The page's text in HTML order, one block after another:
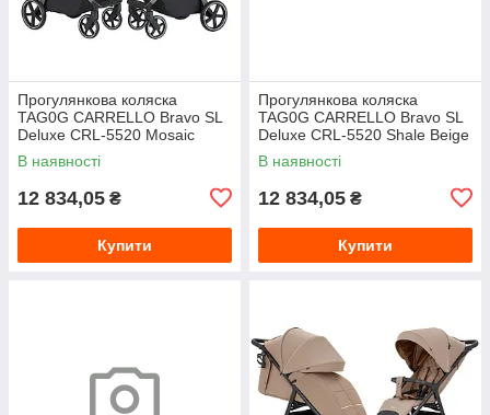
Прогулянкова коляска
TAG0G CARRELLO Bravo SL
Deluxe CRL-5520 Mosaic
Green /1/
В наявності
12 834,05 ₴
Купити
Прогулянкова коляска
TAG0G CARRELLO Bravo SL
Deluxe CRL-5520 Shale Beige
В наявності
12 834,05 ₴
Купити